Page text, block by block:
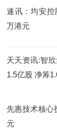
速讯：均安控
万港元
天天资讯:智
1.5亿股 净筹
先惠技术核心
元